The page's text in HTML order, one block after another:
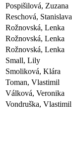
Pospišilová, Zuzana
Reschová, Stanislava
Rožnovská, Lenka
Rožnovská, Lenka
Rožnovská, Lenka
Small, Lily
Smoliková, Klára
Toman, Vlastimil
Válková, Veronika
Vondruška, Vlastimil